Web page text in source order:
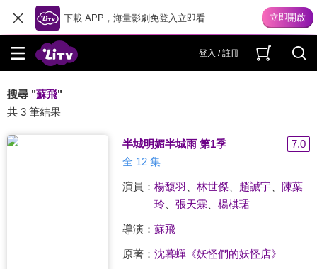
下載 APP，海量影劇免登入立即看
登入 / 註冊
搜尋 "蘇飛"
共 3 筆結果
半城明媚半城雨 第1季
7.0
全 12 集
演員： 楊馥羽 林世傑、 趙誠宇、 陳葉
玲、 張天霖 楊棋珺
導演： 蘇飛
原著： 沈暮蟬《妖怪們的妖怪店》